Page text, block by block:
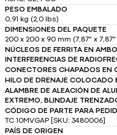
PESO EMBALADO
0,91 kg (2,0 lbs)
DIMENSIONES DEL PAQUETE
200 x 200 x 90 mm (7,87" x 7,87"
NÚCLEOS DE FERRITA EN
INTERFERENCIAS DE
CONECTORES CHAPADOS EN
HILO DE DRENAJE COLOCADO
ALAMBRE DE ALEACIÓN DE
EXTREMO, BLINDAJE
CÓDIGO DE PARTE PARA
TC 10MVGAP [SKU: 3480006]
PAÍS DE ORIGEN